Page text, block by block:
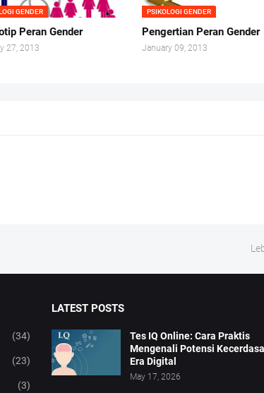
GENDER
Peran Gender
27, 2013
PSIKOLOGI GENDER
Pengertian Peran Gender
January 09, 2013
(34)
(23)
(3)
LATEST POSTS
Tes IQ Online: Cara Praktis
Mengenali Potensi
Era Digital
May 17, 2026